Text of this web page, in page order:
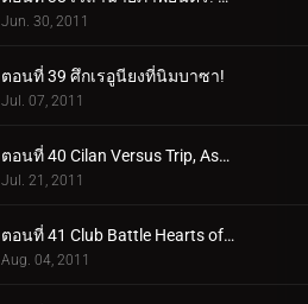
Jun. 30, 2011
ตอนที่ 39 ศึกเรอูนียงที่นิมบาซา!
Jul. 07, 2011
ตอนที่ 40 Cilan Versus Trip, Ash กับ Georgia!
Jul. 21, 2011
ตอนที่ 41 Club Battle Hearts of Fury: เอโมลก้าปะทะซอว์ค!
Aug. 04, 2011